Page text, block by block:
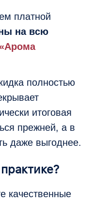
платной
на всю
«Арома
полностью
итоговая
прежней, а в
даже выгоднее.
качественные